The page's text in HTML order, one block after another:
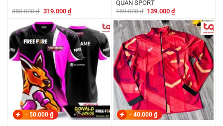
350.000₫ Giá
là:
350.000 ₫.
319.000 ₫Giá
hiện
là:
319.000 ₫.
QUÂN SPORT
159.000₫ Giá
là:
159.000 ₫.
139.000₫Giá
tại
là:
139.000 ₫.
- 50.000 ₫ - 40.000 ₫